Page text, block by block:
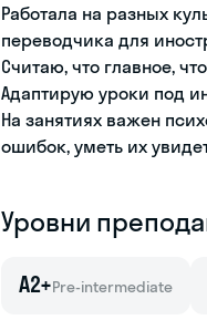
Работала на разных
переводчика для
Считаю, что главное,
Адаптирую уроки под
На занятиях важен
ошибок, уметь их
Уровни
A2+Pre-intermediate